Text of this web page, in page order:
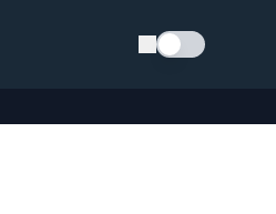
Schimba tema